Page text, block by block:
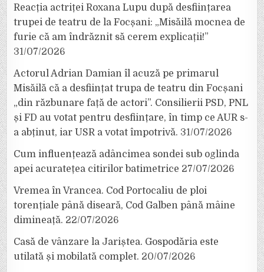
Reacția actriței Roxana Lupu după desființarea
trupei de teatru de la Focșani: „Misăilă mocnea de
furie că am îndrăznit să cerem explicații!”
31/07/2026
Actorul Adrian Damian îl acuză pe primarul
Misăilă că a desființat trupa de teatru din Focșani
„din răzbunare față de actori”. Consilierii PSD, PNL
și FD au votat pentru desființare, în timp ce AUR s-
a abținut, iar USR a votat împotrivă. 31/07/2026
Cum influențează adâncimea sondei sub oglinda
apei acuratețea citirilor batimetrice 27/07/2026
Vremea în Vrancea. Cod Portocaliu de ploi
torențiale până diseară, Cod Galben până mâine
dimineață. 22/07/2026
Casă de vânzare la Jariștea. Gospodăria este
utilată și mobilată complet. 20/07/2026